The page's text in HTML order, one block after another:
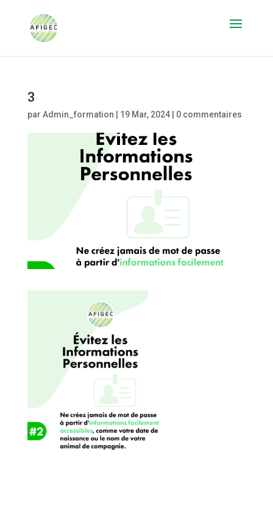
3
par Admin_formation 19 Mar, 2024| 0 commentaires